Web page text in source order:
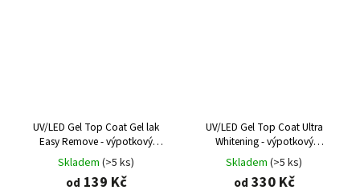
UV/LED Gel Top Coat Gel lak
Easy Remove - výpotkový
závěrečný lesk
Skladem (>5 ks)
od 139 Kč
UV/LED Gel Top Coat Ultra
Whitening - výpotkový
závěrečný lesk
Skladem (>5 ks)
od 330 Kč